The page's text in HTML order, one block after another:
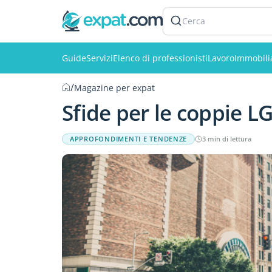
Cerca
GuideServiziElenco di professionistiLavoro
/Magazine per expat
Sfide per le coppie
APPROFONDIMENTI E TENDENZE 3 min di lettura